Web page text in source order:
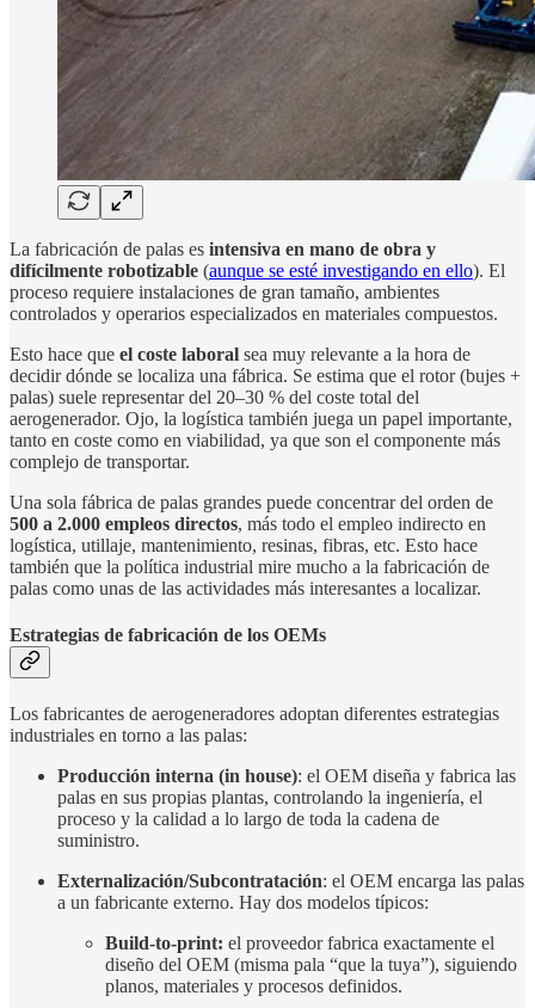
La fabricación de palas es intensiva en mano de obra y
difícilmente robotizable (aunque se esté investigando en ello). El
proceso requiere instalaciones de gran tamaño, ambientes
controlados y operarios especializados en materiales compuestos.
Esto hace que el coste laboral sea muy relevante a la hora de
decidir dónde se localiza una fábrica. Se estima que el rotor (bujes +
palas) suele representar del 20–30 % del coste total del
aerogenerador. Ojo, la logística también juega un papel importante,
tanto en coste como en viabilidad, ya que son el componente más
complejo de transportar.
Una sola fábrica de palas grandes puede concentrar del orden de
500 a 2.000 empleos directos, más todo el empleo indirecto en
logística, utillaje, mantenimiento, resinas, fibras, etc. Esto hace
también que la política industrial mire mucho a la fabricación de
palas como unas de las actividades más interesantes a localizar.
Estrategias de fabricación de los OEMs
Los fabricantes de aerogeneradores adoptan diferentes estrategias
industriales en torno a las palas:
Producción interna (in house): el OEM diseña y fabrica las
palas en sus propias plantas, controlando la ingeniería, el
proceso y la calidad a lo largo de toda la cadena de
suministro.
Externalización/Subcontratación: el OEM encarga las palas
a un fabricante externo. Hay dos modelos típicos:
Build-to-print: el proveedor fabrica exactamente el
diseño del OEM (misma pala “que la tuya”), siguiendo
planos, materiales y procesos definidos.